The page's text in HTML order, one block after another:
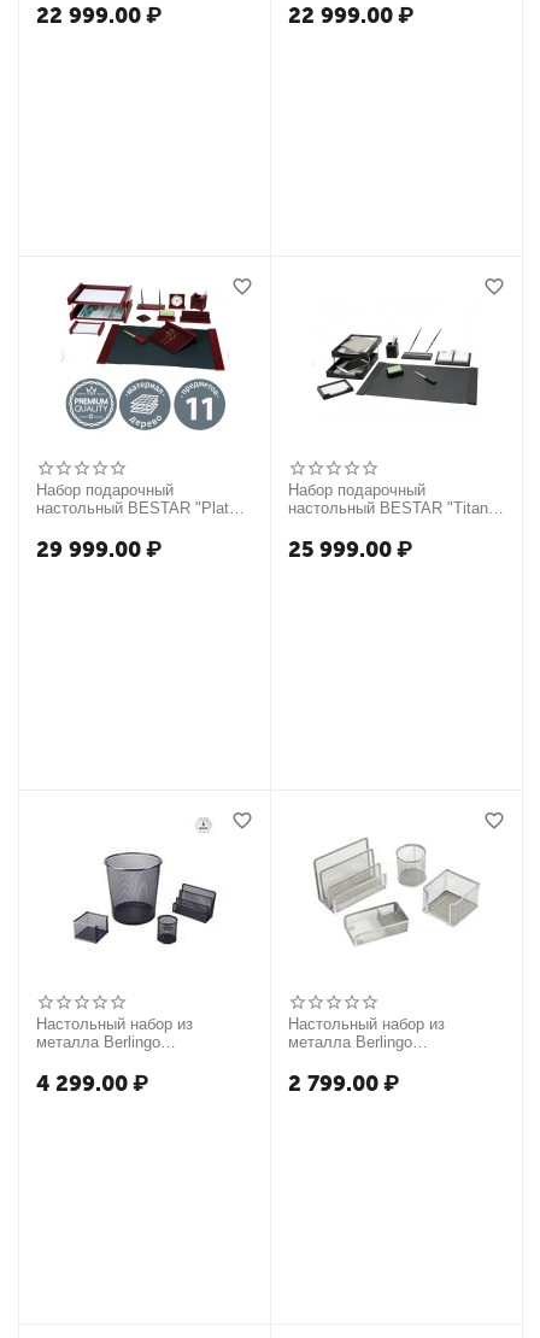
дуб", 238167
22 999.00₽
дерево/чёрный", 238159
22 999.00₽
Набор подарочный
настольный BESTAR "Platon"
цвет "красное дерево",
236373
29 999.00₽
Набор подарочный
настольный BESTAR "Titan"
"черное дерево", 237217
25 999.00₽
Настольный набор из
металла Berlingo
корзиной, черный
4 299.00₽
Настольный набор из
металла Berlingo
серебристый
2 799.00₽